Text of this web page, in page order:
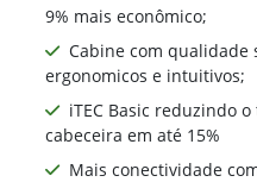
9% mais econômico;
Cabine com qualidade
ergonomicos e intuitivos;
iTEC Basic reduzindo
cabeceira em até 15%
Mais conectividade